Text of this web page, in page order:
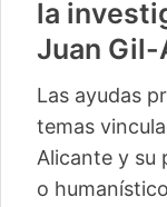
la
Juan
Las ayudas
temas
Alicante y su
o